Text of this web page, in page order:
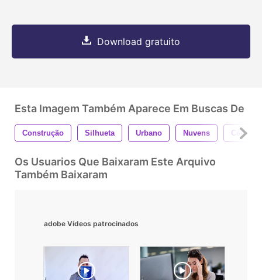
Download gratuito
Esta Imagem Também Aparece Em Buscas De
Construção Silhueta Urbano Nuvens Céu
Os Usuarios Que Baixaram Este Arquivo
Também Baixaram
adobe Vídeos patrocinados